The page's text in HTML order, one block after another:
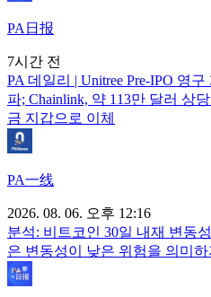
PA日报
7시간 전
PA 데일리 | Unitree Pre-IPO 영
파; Chainlink, 약 113만 달러 상
금 지갑으로 이체
PA一线
2026. 08. 06. 오후 12:16
분석: 비트코인 30일 내재 변동
은 변동성이 낮은 위험을 의미